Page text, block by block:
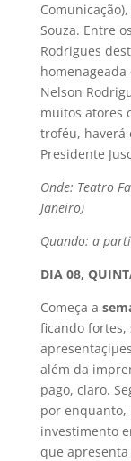
Souza. Entre
Rodrigues
Nelson
muitos atores
troféu, haverá
Presidente
Onde: Teatro
Janeiro)
Quando: a
DIA 08,
Começa a
ficando fortes,
além da
pago, claro.
por enquanto,
investimento
que